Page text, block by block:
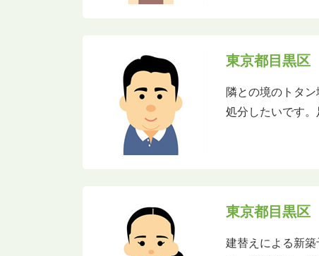
東京都目黒区
隣との境のトタ
処分したいです。
東京都目黒区
建替えによる新